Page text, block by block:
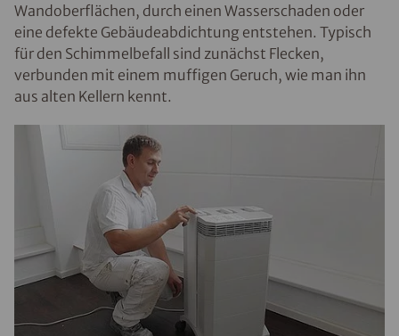
Wandoberflächen, durch einen Wasserschaden oder
eine defekte Gebäudeabdichtung entstehen. Typisch
für den Schimmelbefall sind zunächst Flecken,
verbunden mit einem muffigen Geruch, wie man ihn
aus alten Kellern kennt.